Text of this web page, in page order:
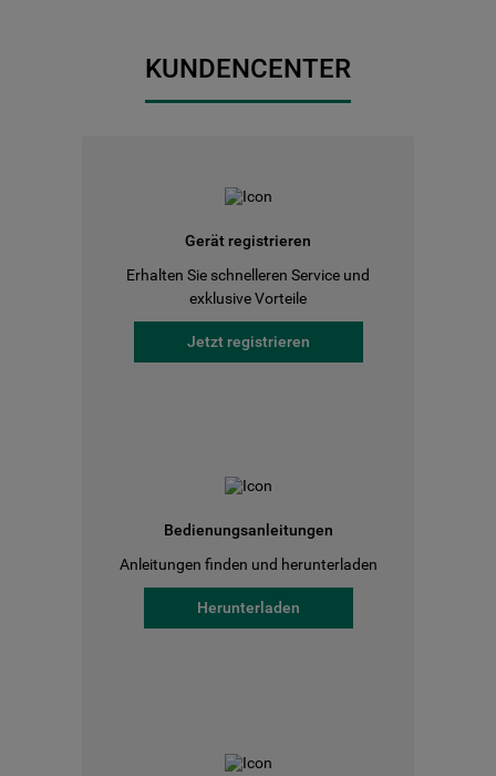
KUNDENCENTER
Gerät registrieren
Erhalten Sie schnelleren Service und
exklusive Vorteile
Jetzt registrieren
Bedienungsanleitungen
Anleitungen finden und herunterladen
Herunterladen